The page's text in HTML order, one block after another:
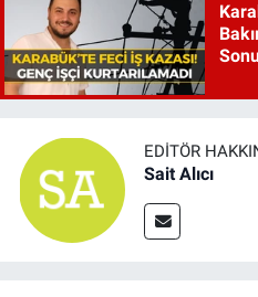
EDITÖR
Sait Alıcı